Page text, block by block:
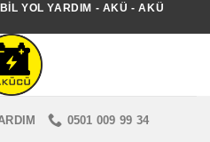
YOL YARDIM - AKÜ - AKÜ
0501 009 99 34